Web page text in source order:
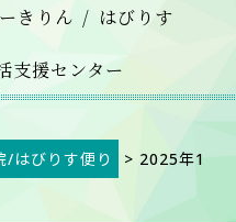
きりん
はびりす
支援センター
はびりす便り
> 2025年1